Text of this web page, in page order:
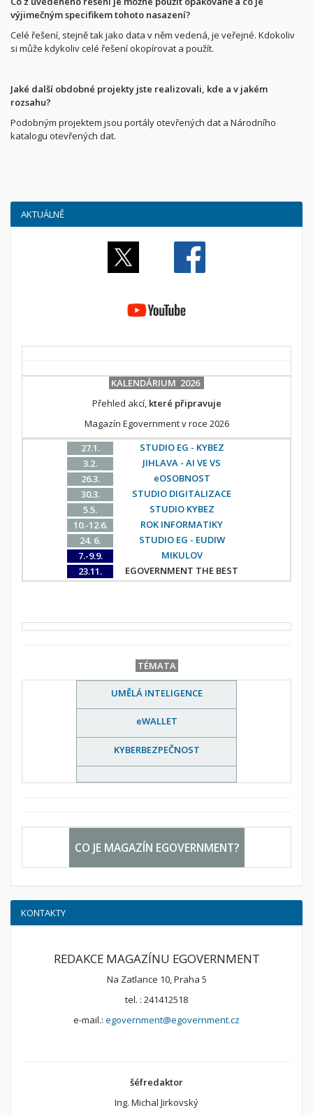
výjimečným specifikem tohoto nasazení?
Celé řešení, stejně tak jako data v něm vedená, je veřejné. Kdokoliv
si může kdykoliv celé řešení okopírovat a použít.
Jaké další obdobné projekty jste realizovali, kde a v jakém
rozsahu?
Podobným projektem jsou portály otevřených dat a Národního
katalogu otevřených dat.
AKTUÁLNĚ
KALENDÁRIUM 2026
Přehled akcí, které připravuje
Magazín Egovernment v roce 2026
27.1.
STUDIO EG - KYBEZ
3.2.
JIHLAVA - AI VE VS
26.3.
eOSOBNOST
30.3.
STUDIO DIGITALIZACE
5.5.
STUDIO KYBEZ
10.-12.6.
ROK INFORMATIKY
24. 6.
STUDIO EG - EUDIW
7.-9.9.
MIKULOV
23.11.
EGOVERNMENT THE BEST
TÉMATA
UMĚLÁ INTELIGENCE
eWALLET
KYBERBEZPEČNOST
CO JE MAGAZÍN EGOVERNMENT?
KONTAKTY
REDAKCE MAGAZÍNU EGOVERNMENT
Na Zatlance 10, Praha 5
tel. : 241412518
e-mail.: egovernment@egovernment.cz
šéfredaktor
Ing. Michal Jirkovský